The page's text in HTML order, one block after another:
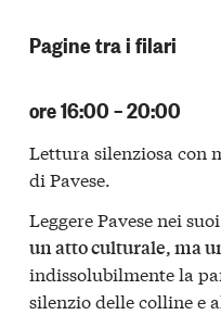
Pagine tra i filari
ore 16:00 – 20:00
Lettura silenziosa con
di Pavese.
Leggere Pavese nei
un atto culturale, ma
indissolubilmente la
silenzio delle colline e